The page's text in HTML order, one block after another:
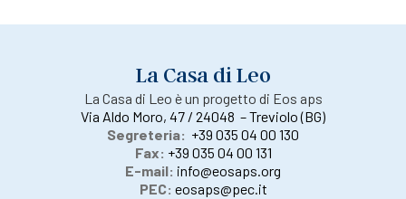
La Casa di Leo
La Casa di Leo è un progetto di Eos aps
Via Aldo Moro, 47 / 24048 – Treviolo (BG)
Segreteria: +39 035 04 00 130
Fax: +39 035 04 00 131
E-mail: info@eosaps.org
PEC: eosaps@pec.it